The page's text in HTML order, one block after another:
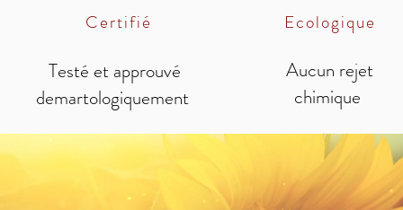
Certifié
Testé et approuvé
demartologiquement
Ecologique
Aucun rejet
chimique